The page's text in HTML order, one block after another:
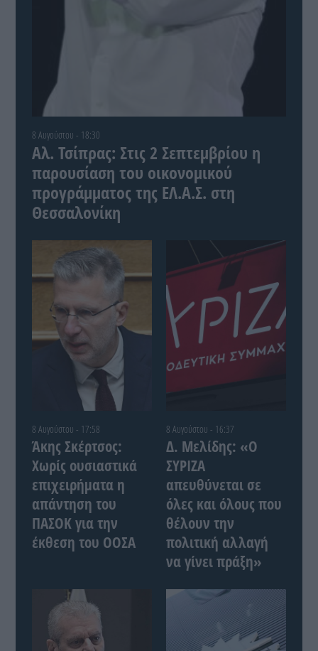
8 Αυγούστου - 18:30
Αλ. Τσίπρας: Στις 2 Σεπτεμβρίου η
παρουσίαση του οικονομικού
προγράμματος της ΕΛ.Α.Σ. στη
Θεσσαλονίκη
8 Αυγούστου - 17:58
Άκης Σκέρτσος:
Χωρίς ουσιαστικά
επιχειρήματα η
απάντηση του
ΠΑΣΟΚ για την
έκθεση του ΟΟΣΑ
8 Αυγούστου - 16:37
Δ. Μελίδης: «Ο
ΣΥΡΙΖΑ
απευθύνεται σε
όλες και όλους που
θέλουν την
πολιτική αλλαγή
να γίνει πράξη»